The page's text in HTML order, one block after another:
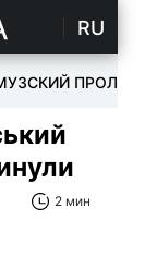
RU
ПРОЛИВ
2 мин